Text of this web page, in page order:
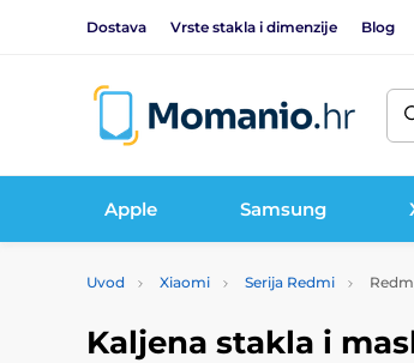
Dostava Vrste stakla i dimenzije Blog
Apple Samsung
Uvod Xiaomi Serija Redmi
Kaljena stakla i